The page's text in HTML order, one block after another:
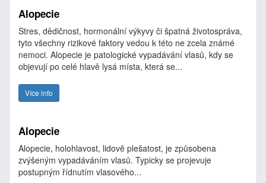
Alopecie
Stres, dědičnost, hormonální výkyvy či špatná životospráva,
tyto všechny rizikové faktory vedou k této ne zcela známé
nemoci. Alopecie je patologické vypadávání vlasů, kdy se
objevují po celé hlavě lysá místa, která se...
Více info
Alopecie
Alopecie, holohlavost, lidově plešatost, je způsobena
zvýšeným vypadáváním vlasů. Typicky se projevuje
postupným řídnutím vlasového...